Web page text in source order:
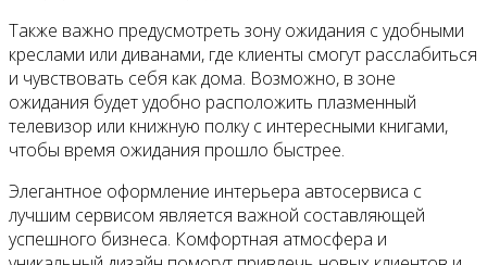
Также важно предусмотреть зону ожидания с удобными
креслами или диванами, где клиенты смогут расслабиться
и чувствовать себя как дома. Возможно, в зоне
ожидания будет удобно расположить плазменный
телевизор или книжную полку с интересными книгами,
чтобы время ожидания прошло быстрее.
Элегантное оформление интерьера автосервиса с
лучшим сервисом является важной составляющей
успешного бизнеса. Комфортная атмосфера и